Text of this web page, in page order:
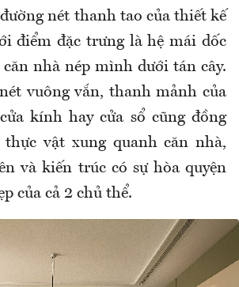
đường nét thanh tao của thiết kế
điểmđặc trưng là hệ mái dốc
căn nhà nép mình dưới tán cây.
ét vuông vắn, thanh mảnh của
kính hay cửa sổ cũng đồng
vật xung quanh căn nhà,
và kiến trúc có sự hòa quyện
của cả 2 chủ thể.